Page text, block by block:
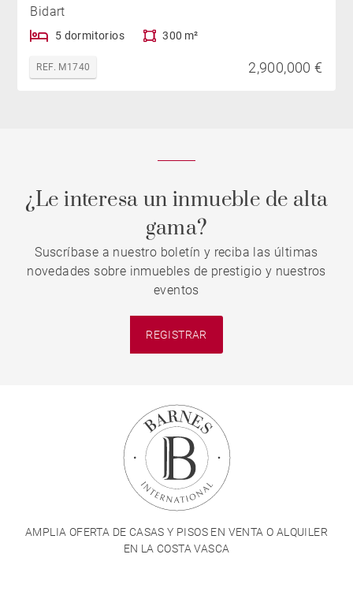
Bidart
5 dormitorios 300 m²
REF. M1740 2,900,000 €
¿Le interesa un inmueble de alta
gama?
Suscríbase a nuestro boletín y reciba las últimas
novedades sobre inmuebles de prestigio y nuestros
eventos
REGISTRAR
AMPLIA OFERTA DE CASAS Y PISOS EN VENTA O ALQUILER
EN LA COSTA VASCA